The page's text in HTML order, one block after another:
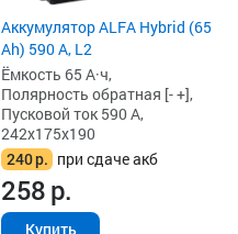
Аккумулятор ALFA Hybrid (65
Ah) 590 А, L2
Ёмкость 65 А·ч,
Полярность обратная [- +],
Пусковой ток 590 А,
242x175x190
240р. при сдаче акб
258р.
Купить